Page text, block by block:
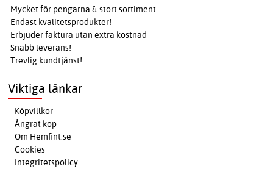
Mycket för pengarna & stort sortiment
Endast kvalitetsprodukter!
Erbjuder faktura utan extra kostnad
Snabb leverans!
Trevlig kundtjänst!
Viktiga länkar
Köpvillkor
Ångrat köp
Om Hemfint.se
Cookies
Integritetspolicy